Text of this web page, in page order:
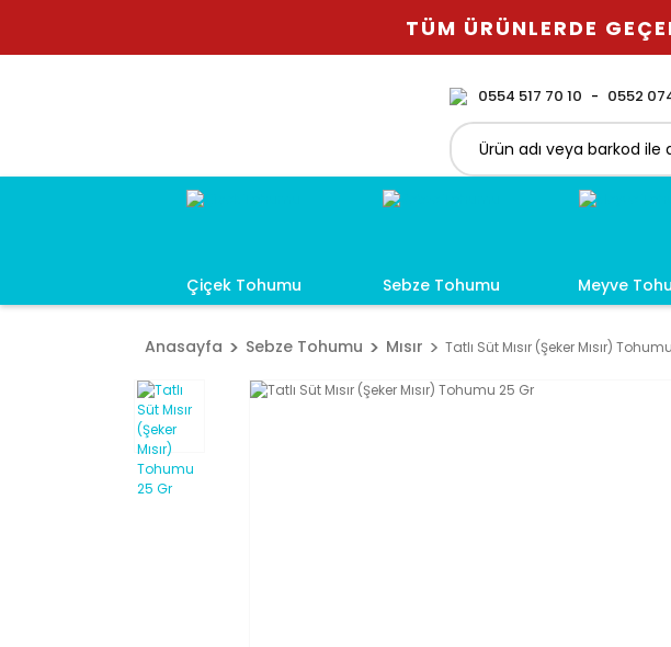
TÜM ÜRÜNLERDE
0554 517 70 10 0552
Çiçek Tohumu Sebze Tohumu Meyve
Anasayfa Sebze Tohumu Mısır Tatlı Süt Mısır (Şeker Mısır)